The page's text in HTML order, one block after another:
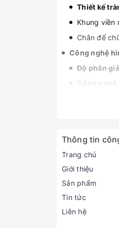
Thiết kế
Khung viền
Chân đế
Công nghệ
Độ phân
Công nghệ
Tần số quét
Công nghệ
Hệ thống
Hỗ trợ
Tính năng
Hệ điều
Thông tin
Trang chủ
Giới thiệu
Sản phẩm
Tin tức
Liên hệ